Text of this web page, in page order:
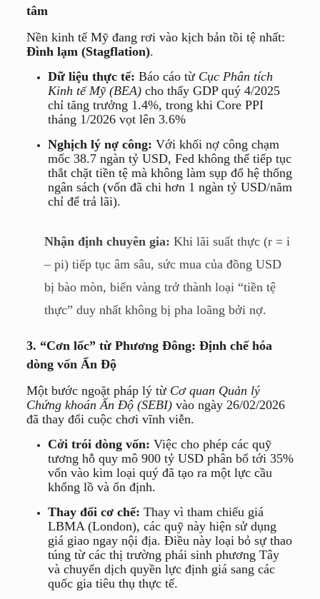
tâm
Nền kinh tế Mỹ đang rơi vào kịch bản tồi tệ nhất:
Đình lạm (Stagflation).
Dữ liệu thực tế: Báo cáo từ Cục Phân tích
Kinh tế Mỹ (BEA)cho thấy GDP quý 4/2025
chỉ tăng trưởng 1.4%, trong khi Core PPI
tháng 1/2026 vọt lên 3.6%
Nghịch lý nợ công: Với khối nợ công chạm
mốc 38.7ngàn tỷ USD, Fed không thể tiếp tục
thắt chặt tiền tệ mà không làm sụp đổ hệ thống
ngân sách (vốn đã chi hơn 1 ngàn tỷ USD/năm
chỉ để trả lãi).
Nhận định chuyên gia: Khi lãi suất thực (r = i
– pi) tiếp tục âm sâu, sức mua của đồng USD
bị bào mòn, biến vàng trở thành loại “tiền tệ
thực” duy nhất không bị pha loãng bởi nợ.
3. “Cơn lốc” từ Phương Đông: Định chế hóa
dòng vốn Ấn Độ
Một bước ngoặt pháp lý từ Cơ quan Quản lý
Chứng khoán Ấn Độ (SEBI)vào ngày 26/02/2026
đã thay đổi cuộc chơi vĩnh viễn.
Cởi trói dòng vốn: Việc cho phép các quỹ
tương hỗ quy mô 900 tỷ USD phân bổ tới 35%
vốn vào kim loại quý đã tạo ra một lực cầu
khổng lồ và ổn định.
Thay đổi cơ chế: Thay vì tham chiếu giá
LBMA (London), các quỹ này hiện sử dụng
giá giao ngay nội địa. Điều này loại bỏ sự thao
túng từ các thị trường phái sinh phương Tây
và chuyển dịch quyền lực định giá sang các
quốc gia tiêu thụ thực tế.